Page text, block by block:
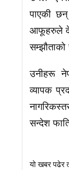
पाएकी
आफूहरुले
उनीहरू
व्यापक
सन्देश
यो खबर पढेर